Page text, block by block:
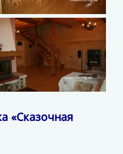
«Сказочная